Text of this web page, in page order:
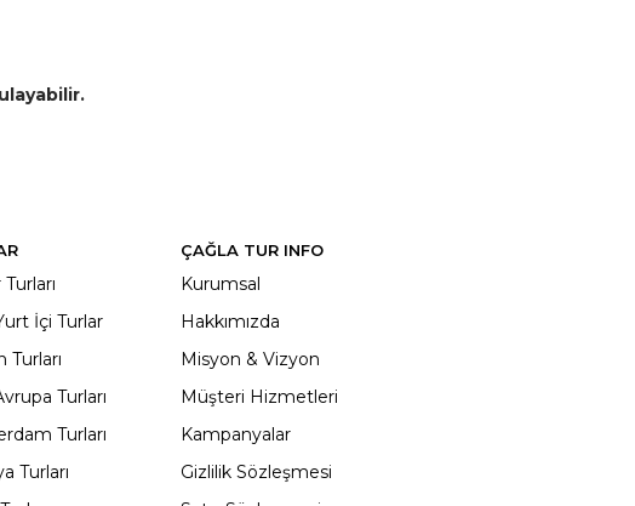
İçi Turlar
Turları
Turları
Turları
Turları
ÇAĞLA TUR INFO
Kurumsal
Hakkımızda
Misyon & Vizyon
Müşteri Hizmetleri
Kampanyalar
Gizlilik Sözleşmesi